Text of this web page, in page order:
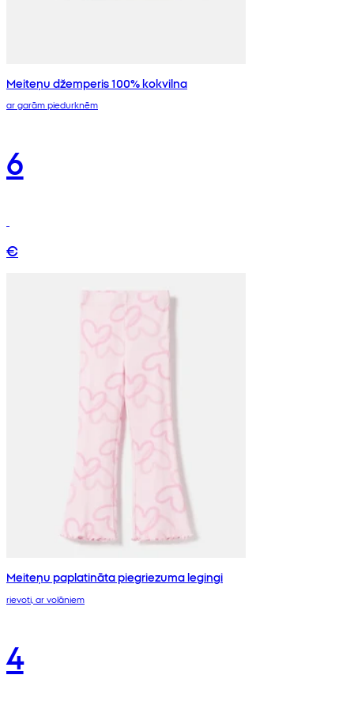
Meiteņu džemperis 100% kokvilna
ar garām piedurknēm
6
€
Meiteņu paplatināta piegriezuma legingi
rievoti, ar volāniem
4